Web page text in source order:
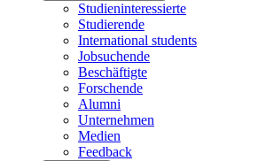
Studieninteressierte
Studierende
International students
Jobsuchende
Beschäftigte
Forschende
Alumni
Unternehmen
Medien
Feedback